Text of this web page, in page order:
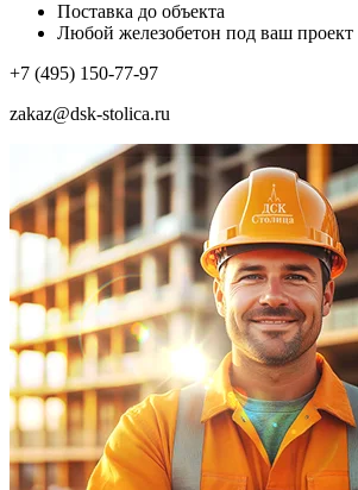
Поставка до объекта
Любой железобетон под ваш проект
+7 (495) 150-77-97
zakaz@dsk-stolica.ru